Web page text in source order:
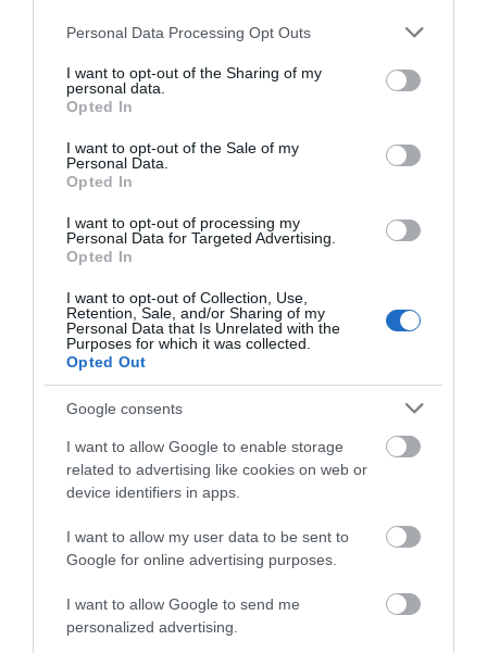
Please note that this website/app uses one or more Google
not limited to your visit or usage behaviour. You may click to
grant or deny consent to Google and its third-party tags to
use your data for below specified purposes in below Google
consent section.
Personal Data Processing Opt Outs
I want to opt-out of the Sharing of my
personal data.
Opted In
I want to opt-out of the Sale of my
Personal Data.
Opted In
I want to opt-out of processing my
Personal Data for Targeted Advertising.
Opted In
I want to opt-out of Collection, Use,
Retention, Sale, and/or Sharing of my
Personal Data that Is Unrelated with the
Purposes for which it was collected.
Opted Out
Google consents
I want to allow Google to enable storage
related to advertising like cookies on web or
device identifiers in apps.
I want to allow my user data to be sent to
Google for online advertising purposes.
I want to allow Google to send me
personalized advertising.
Αυτός ο δήμος της Εύβοιας πάει
στα δικαστήρια για τις
ανεμογεννήτριες
07.08.2026 | 18:40
Τραγική κατάληξη είχε η
τουρίστα
07.08.2026 | 18:20
Βαρύ πένθος για τον εκπαιδευτικό
από την Εύβοια που έφυγε από τη
07.08.2026 | 18:00
Ανακοινώθηκαν νέες
προσλήψεις σε δήμο
της Εύβοιας: Δείτε εδώ
Δείτε τι έκανε Δήμος
της Εύβοιας για τις